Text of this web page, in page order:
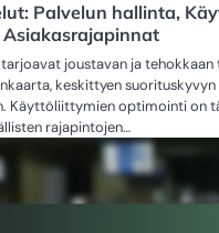
Palvelun hallinta,
joustavan ja tehokkaan
keskittyen
Käyttöliittymien optimointi on
rajapintojen…